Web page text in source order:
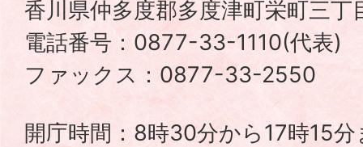
町
TADOTSU
TOWN
香川県仲多度郡多度津町栄町三
電話番号：0877-33-1110(代表)
ファックス：0877-33-2550
開庁時間：8時30分から17時15分